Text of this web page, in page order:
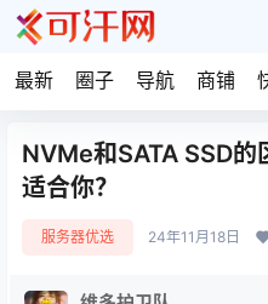
最新 圈子 导航 商铺
NVMe和SATA SSD
适合你？
服务器优选 24年11月18日